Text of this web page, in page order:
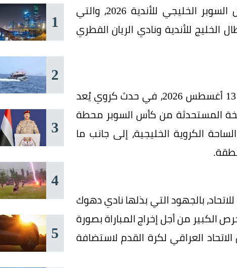
أعلن اتحاد كأس الخليج العربي لكرة القدم إطلاق بطولة كأس السوبر الخليجي للأندية 2026، والتي
للأندية ونادي الريان القطري
وسوف تستضيف محافظة دهوك العراقية هذه المواجهة يوم 13 أغسطس 2026، في حدث كروي يُعد
المستحدثة من كأس السوبر محطة
الكروية الخليجية، إلى جانب ما
بالجهود التي بذلها نادي دهوك
الكبير من أجل إخراج المباراة بصورة
العراقي لكرة القدم لاستضافة
1
2
3
4
5